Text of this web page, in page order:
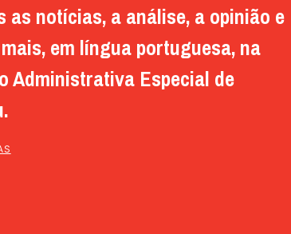
as notícias, a análise, a opinião e
em língua portuguesa, na
Administrativa Especial de